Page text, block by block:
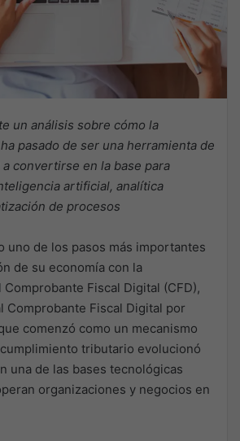
un análisis sobre cómo la
pasado de ser una herramienta de
convertirse en la base para
artificial, analítica
de procesos
uno de los pasos más importantes
de su economía con la
Fiscal Digital (CFD),
Comprobante Fiscal Digital por
comenzó como un mecanismo
tributario evolucionó
una de las bases tecnológicas
organizaciones y negocios en